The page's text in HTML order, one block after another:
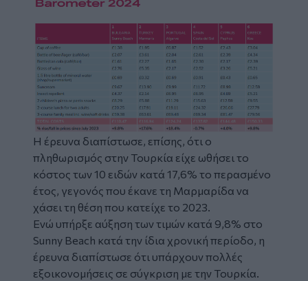
Η έρευνα διαπίστωσε, επίσης, ότι ο
πληθωρισμός στην Τουρκία είχε ωθήσει το
κόστος των 10 ειδών κατά 17,6% το περασμένο
έτος, γεγονός που έκανε τη Μαρμαρίδα να
χάσει τη θέση που κατείχε το 2023.
Ενώ υπήρξε αύξηση των τιμών κατά 9,8% στο
Sunny Beach κατά την ίδια χρονική περίοδο, η
έρευνα διαπίστωσε ότι υπάρχουν πολλές
εξοικονομήσεις σε σύγκριση με την Τουρκία.